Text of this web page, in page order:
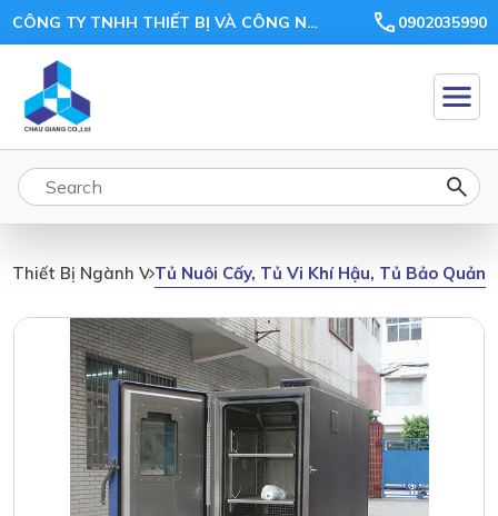
CÔNG TY TNHH THIẾT BỊ VÀ CÔNG NGHỆ CHÂU GIANG 0902035990
Thiết Bị Ngành Vi Sinh, Môi TrườngTủ Nuôi Cấy, Tủ Vi Khí Hậu, Tủ Bảo